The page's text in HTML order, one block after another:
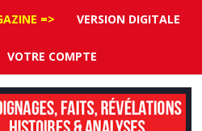
=> VERSION DIGITALE
VOTRE COMPTE